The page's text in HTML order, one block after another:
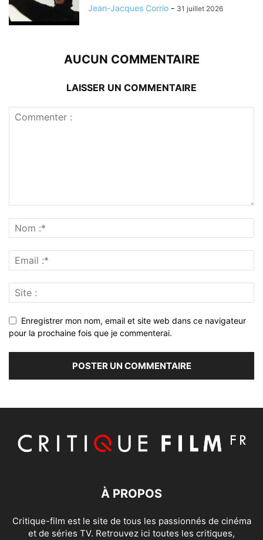
Jean-Jacques Corrio - 31 juillet 2026
AUCUN COMMENTAIRE
LAISSER UN COMMENTAIRE
Enregistrer mon nom, email et site web dans ce navigateur
pour la prochaine fois que je commenterai.
À PROPOS
Critique-film est le site de tous les passionnés de cinéma
et de séries TV. Retrouvez ici toutes les critiques,